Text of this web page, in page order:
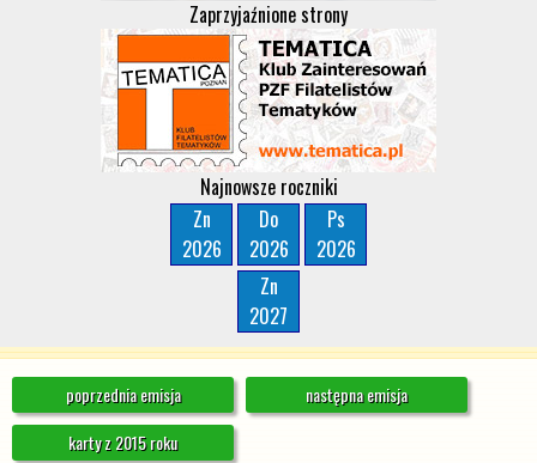
Zaprzyjaźnione strony
Najnowsze roczniki
Zn
2026
Do
2026
Ps
2026
Zn
2027
poprzednia emisja
następna emisja
karty z 2015 roku